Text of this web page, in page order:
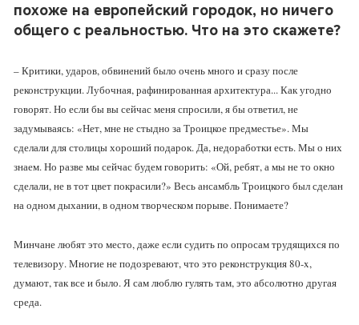
похоже на европейский городок, но ничего
общего с реальностью. Что на это скажете?
– Критики, ударов, обвинений было очень много и сразу после
реконструкции. Лубочная, рафинированная архитектура... Как угодно
говорят. Но если бы вы сейчас меня спросили, я бы ответил, не
задумываясь: «Нет, мне не стыдно за Троицкое предместье». Мы
сделали для столицы хороший подарок. Да, недоработки есть. Мы о них
знаем. Но разве мы сейчас будем говорить: «Ой, ребят, а мы не то окно
сделали, не в тот цвет покрасили?» Весь ансамбль Троицкого был сделан
на одном дыхании, в одном творческом порыве. Понимаете?
Минчане любят это место, даже если судить по опросам трудящихся по
телевизору. Многие не подозревают, что это реконструкция 80-x,
думают, так все и было. Я сам люблю гулять там, это абсолютно другая
среда.